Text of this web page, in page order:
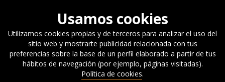
Acerca de Orkestra El equipo Ainhoa Arrona
Usamos cookies
Utilizamos cookies propias y de terceros para analizar el uso del
sitio web y mostrarte publicidad relacionada con tus
preferencias sobre la base de un perfil elaborado a partir de tus
hábitos de navegación (por ejemplo, páginas visitadas).
Política de cookies.